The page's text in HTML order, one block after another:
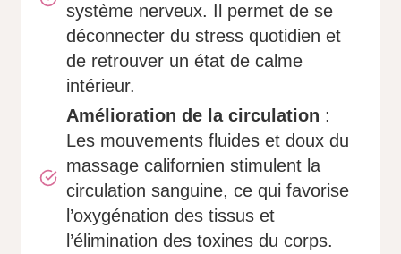
système nerveux. Il permet de se
déconnecter du stress quotidien et
de retrouver un état de calme
intérieur.
Amélioration de la circulation :
Les mouvements fluides et doux du
massage californien stimulent la
circulation sanguine, ce qui favorise
l’oxygénation des tissus et
l’élimination des toxines du corps.